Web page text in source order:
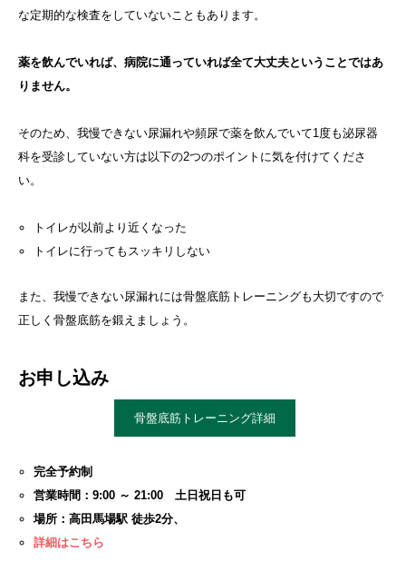
な定期的な検査をしていないこともあります。
薬を飲んでいれば、病院に通っていれば全て大丈夫ということではあ
りません。
そのため、我慢できない尿漏れや頻尿で薬を飲んでいて1度も泌尿器
科を受診していない方は以下の2つのポイントに気を付けてくださ
い。
トイレが以前より近くなった
トイレに行ってもスッキリしない
また、我慢できない尿漏れには骨盤底筋トレーニングも大切ですので
正しく骨盤底筋を鍛えましょう。
お申し込み
骨盤底筋トレーニング詳細
完全予約制
営業時間：9:00 ～ 21:00 土日祝日も可
場所：高田馬場駅 徒歩2分、
詳細はこちら